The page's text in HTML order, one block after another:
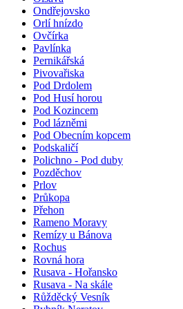
Ondřejovsko
Orlí hnízdo
Ovčírka
Pavlínka
Pernikářská
Pivovařiska
Pod Drdolem
Pod Husí horou
Pod Kozincem
Pod lázněmi
Pod Obecním kopcem
Podskaličí
Polichno - Pod duby
Pozděchov
Prlov
Průkopa
Přehon
Rameno Moravy
Remízy u Bánova
Rochus
Rovná hora
Rusava - Hořansko
Rusava - Na skále
Růžděcký Vesník